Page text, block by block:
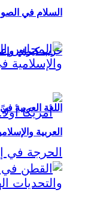
حزب كيراي
السلام في
اللغة العربية
العربية